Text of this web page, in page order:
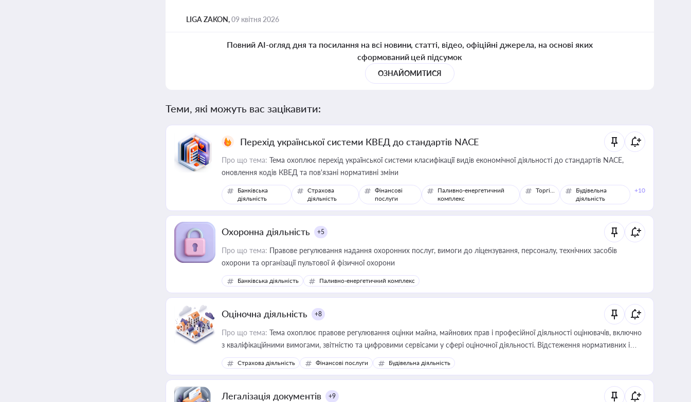
LIGA ZAKON,09 квітня 2026
Повний AI-огляд дня та посилання на всі новини, статті, відео, офіційні джерела, на основі яких
сформований цей підсумок
ОЗНАЙОМИТИСЯ
Теми, які можуть вас зацікавити:
Перехід української системи КВЕД до стандартів NACE
Про що тема: Тема охоплює перехід української системи класифікації видів економічної діяльності до стандартів NACE,
оновлення кодів КВЕД та пов'язані нормативні зміни
Банківська
діяльність
Страхова
діяльність
Фінансові
послуги
Паливно-енергетичний
комплекс
Торгівля
Будівельна
діяльність
+10
Охоронна діяльність +5
Про що тема: Правове регулювання надання охоронних послуг, вимоги до ліцензування, персоналу, технічних засобів
охорони та організації пультової й фізичної охорони
Банківська діяльність Паливно-енергетичний комплекс
Оціночна діяльність +8
Про що тема: Тема охоплює правове регулювання оцінки майна, майнових прав і професійної діяльності оцінювачів, включно
з кваліфікаційними вимогами, звітністю та цифровими сервісами у сфері оціночної діяльності. Відстеження нормативних і
медійних змін у цій сфері корисне для власника бізнесу, керівника, юриста або бухгалтера під час оподаткування,
приватизації, оренди державного майна, корпоративних угод і перевірки статусу суб'єктів оціночної діяльності
Страхова діяльність Фінансові послуги Будівельна діяльність
Легалізація документів +9